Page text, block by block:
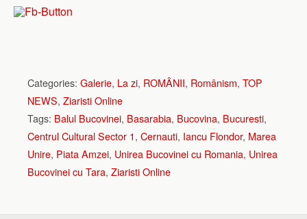
Categories: Galerie, La zi, ROMÂNII, Românism, TOP
NEWS, Ziaristi Online
Tags: Balul Bucovinei, Basarabia, Bucovina, Bucuresti,
Centrul Cultural Sector 1, Cernauti, Iancu Flondor, Marea
Unire, Piata Amzei, Unirea Bucovinei cu Romania, Unirea
Bucovinei cu Tara, Ziaristi Online